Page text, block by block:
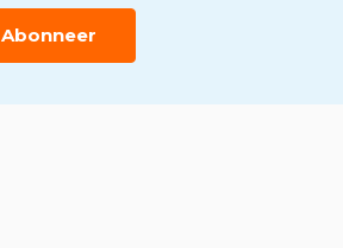
Abonneer